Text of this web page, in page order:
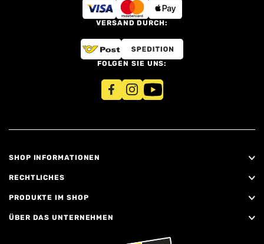
VERSAND DURCH:
FOLGEN SIE UNS:
SHOP INFORMATIONEN
RECHTLICHES
PRODUKTE IM SHOP
ÜBER DAS UNTERNEHMEN